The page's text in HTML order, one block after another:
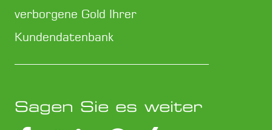
verborgene Gold Ihrer
Kundendatenbank
Sagen Sie es weiter